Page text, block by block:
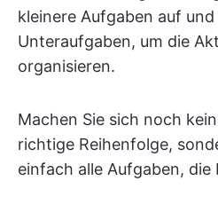
kleinere Aufgaben auf
Unteraufgaben, um die
organisieren.
Machen Sie sich noch
richtige Reihenfolge,
einfach alle Aufgaben, die